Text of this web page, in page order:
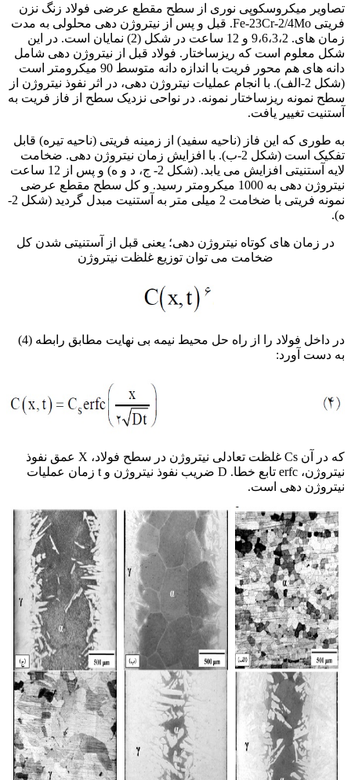
تصاویر میکروسکوپی نوری از سطح مقطع عرضی فولاد زنگ نزن
فریتی Fe-23Cr-2/4Mo. قبل و پس از نیتروژن دهی محلولی به مدت
زمان های. 9،6،3،2 و 12 ساعت در شکل (2) نمایان است. در این
شکل معلوم است که ریزساختار. فولاد قبل از نیتروژن دهی شامل
دانه های هم محور فریت با اندازه دانه متوسط 90 میکرومتر است
(شکل 2-الف). با انجام عملیات نیتروژن دهی، در اثر نفوذ نیتروژن از
سطح نمونه ریزساختار نمونه. در نواحی نزدیک سطح از فاز فریت به
آستنیت تغییر یافت.
به طوری که این فاز (ناحیه سفید) از زمینه فریتی (ناحیه تیره) قابل
تفکیک است (شکل 2-ب). با افزایش زمان نیتروژن دهی. ضخامت
لایه آستنیتی افزایش می یابد. (شکل 2- ج، د و ه) و پس از 12 ساعت
نیتروژن دهی به 1000 میکرومتر رسید. و کل سطح مقطع عرضی
نمونه فریتی با ضخامت 2 میلی متر به آستنیت مبدل گردید (شکل 2-
ه).
در زمان های کوتاه نیتروژن دهی؛ یعنی قبل از آستنیتی شدن کل
ضخامت می توان توزیع غلظت نیتروژن
در داخل فولاد را از راه حل محیط نیمه بی نهایت مطابق رابطه (4)
به دست آورد:
که در آن Cs غلظت تعادلی نیتروژن در سطح فولاد، X عمق نفوذ
نیتروژن، erfc تابع خطا. D ضریب نفوذ نیتروژن و t زمان عملیات
نیتروژن دهی است.